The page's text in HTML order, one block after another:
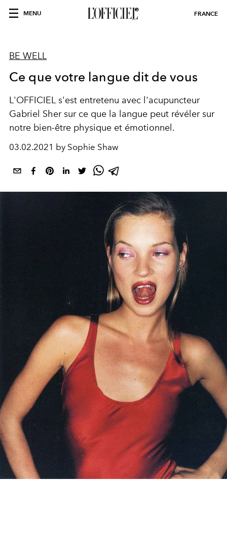
MENU FRANCE
BE WELL
Ce que votre langue dit de vous
L'OFFICIEL s'est entretenu avec l'acupuncteur
Gabriel Sher sur ce que la langue peut révéler sur
notre bien-être physique et émotionnel.
03.02.2021 by Sophie Shaw